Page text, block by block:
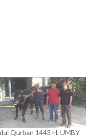
Qurban 1443 H, UMBY